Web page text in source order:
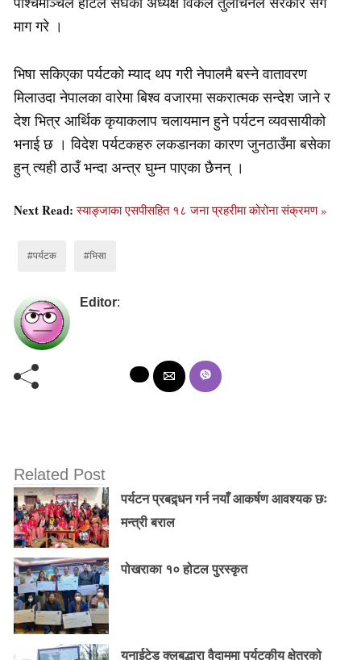
माग गरे ।
भिषा सकिएका पर्यटको म्याद थप गरी नेपालमै बस्ने वातावरण
मिलाउदा नेपालका वारेमा बिश्व वजारमा सकरात्मक सन्देश जाने र
देश भित्र आर्थिक कृयाकलाप चलायमान हुने पर्यटन व्यवसायीको
भनाई छ । विदेश पर्यटकहरु लकडानका कारण जुनठाउँमा बसेका
हुन् त्यही ठाउँ भन्दा अन्त्र घुम्न पाएका छैनन् ।
Next Read:स्याङ्जाका एसपीसहित १८ जना प्रहरीमा कोरोना संक्रमण »
#पर्यटक #भिसा
Editor:
Related Post
पर्यटन प्रबद्र्धन गर्न नयाँ आकर्षण आवश्यक छः
मन्त्री बराल
पोखराका १० होटल पुरस्कृत
युनाईटेड क्लबद्धारा वैदाममा पर्यटकीय क्षेत्रको